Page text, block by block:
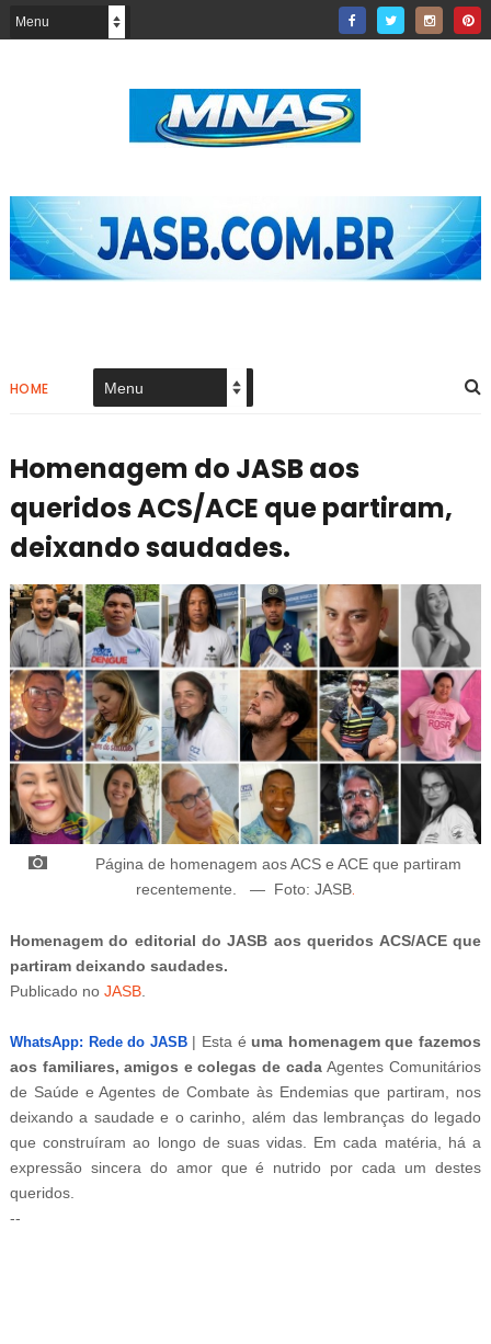
HOME
Homenagem do JASB aos
queridos ACS/ACE que partiram,
deixando saudades.
Página de homenagem aos ACS e ACE que partiram
recentemente
— Foto: JASB.
Homenagem do editorial do JASB aos queridos ACS/ACE que
partiram deixando saudades.
Publicado no JASB.
WhatsApp: Rede do JASB | Esta é uma homenagem que fazemos
aos familiares, amigos e colegas de cada Agentes Comunitários
de Saúde e Agentes de Combate às Endemias que partiram, nos
deixando a saudade e o carinho, além das lembranças do legado
que construíram ao longo de suas vidas. Em cada matéria, há a
expressão sincera do amor que é nutrido por cada um destes
queridos.
--
Walgreens Hides This $1 Generic Viagra - Here's The Aisle
It's Really In.
Japan's Oldest Doctors Say Memory Loss Isn't Age: Just
Stop Eating These 3 Foods